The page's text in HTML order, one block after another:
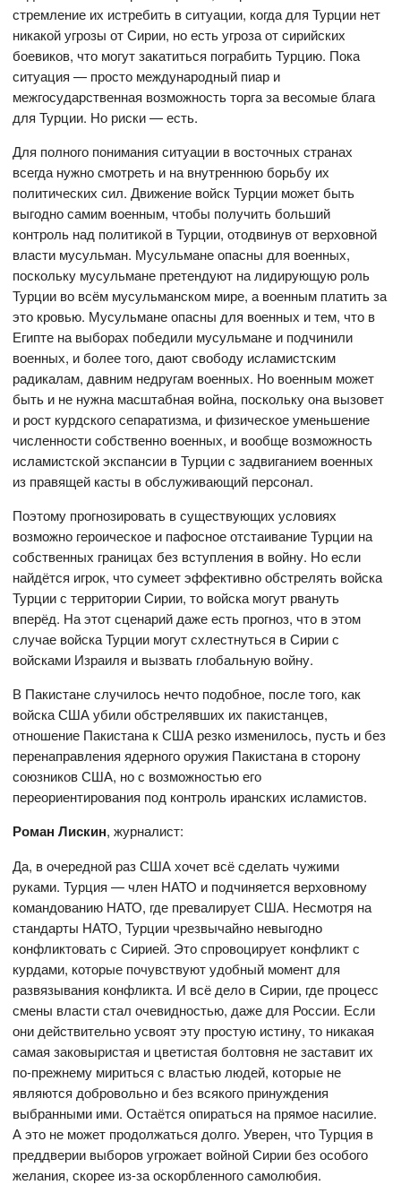
стремление их истребить в ситуации, когда для Турции нет
никакой угрозы от Сирии, но есть угроза от сирийских
боевиков, что могут закатиться пограбить Турцию. Пока
ситуация — просто международный пиар и
межгосударственная возможность торга за весомые блага
для Турции. Но риски — есть.
Для полного понимания ситуации в восточных странах
всегда нужно смотреть и на внутреннюю борьбу их
политических сил. Движение войск Турции может быть
выгодно самим военным, чтобы получить больший
контроль над политикой в Турции, отодвинув от верховной
власти мусульман. Мусульмане опасны для военных,
поскольку мусульмане претендуют на лидирующую роль
Турции во всём мусульманском мире, а военным платить за
это кровью. Мусульмане опасны для военных и тем, что в
Египте на выборах победили мусульмане и подчинили
военных, и более того, дают свободу исламистским
радикалам, давним недругам военных. Но военным может
быть и не нужна масштабная война, поскольку она вызовет
и рост курдского сепаратизма, и физическое уменьшение
численности собственно военных, и вообще возможность
исламистской экспансии в Турции с задвиганием военных
из правящей касты в обслуживающий персонал.
Поэтому прогнозировать в существующих условиях
возможно героическое и пафосное отстаивание Турции на
собственных границах без вступления в войну. Но если
найдётся игрок, что сумеет эффективно обстрелять войска
Турции с территории Сирии, то войска могут рвануть
вперёд. На этот сценарий даже есть прогноз, что в этом
случае войска Турции могут схлестнуться в Сирии с
войсками Израиля и вызвать глобальную войну.
В Пакистане случилось нечто подобное, после того, как
войска США убили обстрелявших их пакистанцев,
отношение Пакистана к США резко изменилось, пусть и без
перенаправления ядерного оружия Пакистана в сторону
союзников США, но с возможностью его
переориентирования под контроль иранских исламистов.
Роман Лискин, журналист:
Да, в очередной раз США хочет всё сделать чужими
руками. Турция — член НАТО и подчиняется верховному
командованию НАТО, где превалирует США. Несмотря на
стандарты НАТО, Турции чрезвычайно невыгодно
конфликтовать с Сирией. Это спровоцирует конфликт с
курдами, которые почувствуют удобный момент для
развязывания конфликта. И всё дело в Сирии, где процесс
смены власти стал очевидностью, даже для России. Если
они действительно усвоят эту простую истину, то никакая
самая заковыристая и цветистая болтовня не заставит их
по-прежнему мириться с властью людей, которые не
являются добровольно и без всякого принуждения
выбранными ими. Остаётся опираться на прямое насилие.
А это не может продолжаться долго. Уверен, что Турция в
преддверии выборов угрожает войной Сирии без особого
желания, скорее из-за оскорбленного самолюбия.